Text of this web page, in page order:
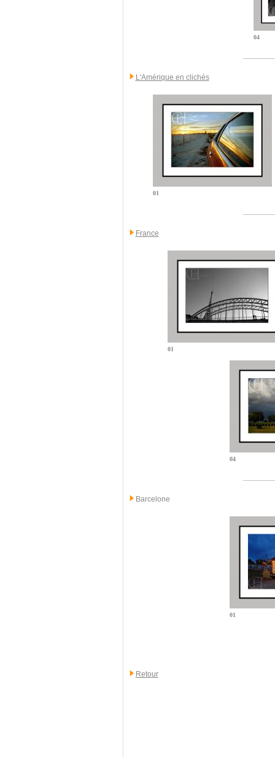
04
L'Amérique en clichés
01
France
01
04
Barcelone
01
Retour